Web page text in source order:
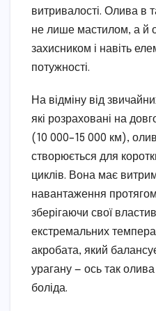
витривалості. Олива в
не лише мастилом, а й
захисником і навіть
потужності.
На відміну від
які розраховані на
(10 000–15 000 км),
створюється для
циклів. Вона має
навантаження протягом
зберігаючи свої
екстремальних
акробата, який
урагану — ось так
боліда.